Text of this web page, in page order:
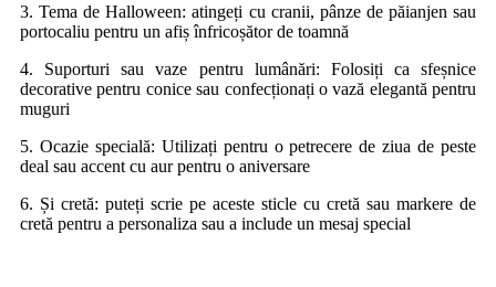
3. Tema de Halloween: atingeți cu cranii, pânze de păianjen sau
portocaliu pentru un afiș înfricoșător de toamnă
4. Suporturi sau vaze pentru lumânări: Folosiți ca sfeșnice
decorative pentru conice sau confecționați o vază elegantă pentru
muguri
5. Ocazie specială: Utilizați pentru o petrecere de ziua de peste
deal sau accent cu aur pentru o aniversare
6. Și cretă: puteți scrie pe aceste sticle cu cretă sau markere de
cretă pentru a personaliza sau a include un mesaj special